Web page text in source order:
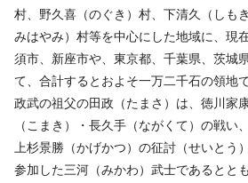
村、野久喜（のぐき）村、下清久（しも
みはやみ）村等を中心にした地域に、現
須市、新座市や、東京都、千葉県、茨城
て、合計するとおよそ一万二千石の領地で
政武の祖父の田政（たまさ）は、徳川家
（こまき）・長久手（ながくて）の戦い
上杉景勝（かげかつ）の征討（せいとう
参加した三河（みかわ）武士であるとと